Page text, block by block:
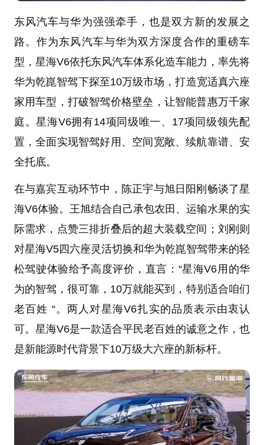
东风汽车与华为强强牵手，也是双方新的发展之
路。作为东风汽车与华为双方深度合作的重磅车
型，星海V6依托东风汽车体系化造车能力，率先将
华为乾崑智驾下探至10万级市场，打造宽适真六座
家用车型，打破智驾价格壁垒，让智能普惠万千家
庭。星海V6拥有14项同级唯一、17项同级领先配
置，全面实现智驾好用、空间宽敞、续航靠谱、安
全托底。
在与嘉宾互动环节中，陈正宇与旭日阳刚畅谈了星
海V6体验。王旭结合自己承包农田、运输水果的实
际需求，点赞三排折叠后的超大装载空间；刘刚则
对星海V5四六座灵活切换和华为乾崑智驾带来的轻
松驾驶体验给予高度评价，直言：“星海V6用的华
为的智驾，很可靠，10万就能买到，特别适合咱们
老百姓 “。两人对星海V6扎实的品质表示由衷认
可。星海V6是一款适合平民老百姓的诚意之作，也
是新能源时代背景下10万级大六座的新标杆。